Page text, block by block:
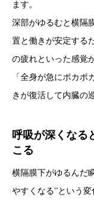
ます。
深部がゆるむと横隔
置と働きが安定する
の疲れといった感覚
「全身が急にポカ
きが復活して内臓の
呼吸が深くなる
こる
横隔膜下がゆるんだ
やすくなる”という変